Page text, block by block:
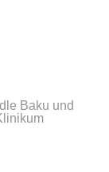
Baku und